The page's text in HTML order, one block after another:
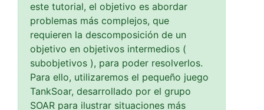
este tutorial, el objetivo es abordar
problemas más complejos, que
requieren la descomposición de un
objetivo en objetivos intermedios (
subobjetivos ), para poder resolverlos.
Para ello, utilizaremos el pequeño juego
TankSoar, desarrollado por el grupo
SOAR para ilustrar situaciones más